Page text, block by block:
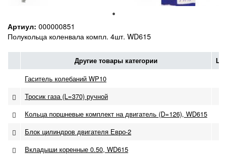
Артиул: 000000851
Полукольца коленвала компл. 4шт. WD615
Другие товары категории
Гаситель колебаний WP10
Тросик газа (L=370) ручной
Кольца поршневые комплект на двигатель (D=126), WD615
Блок цилиндров двигателя Евро-2
Вкладыши коренные 0.50, WD615